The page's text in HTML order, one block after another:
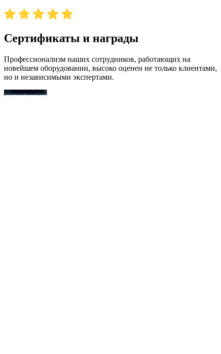
Сертификаты и награды
Профессионализм наших сотрудников, работающих на
новейшем оборудовании, высоко оценен не только клиентами,
но и независимыми экспертами.